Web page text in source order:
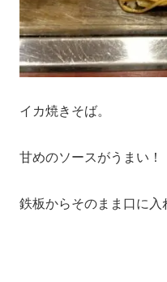
イカ焼きそば。
甘めのソースがうまい！
鉄板からそのまま口に入